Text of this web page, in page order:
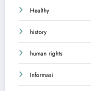
Healthy
history
human rights
Informasi